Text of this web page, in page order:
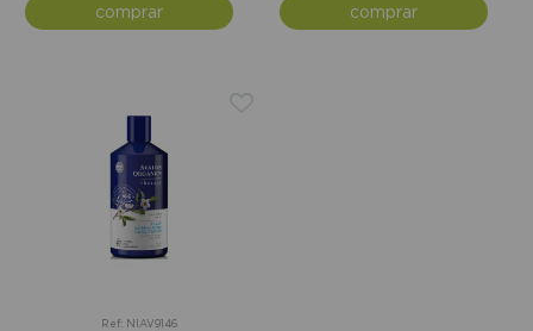
comprar comprar
Ref: NIAV9146